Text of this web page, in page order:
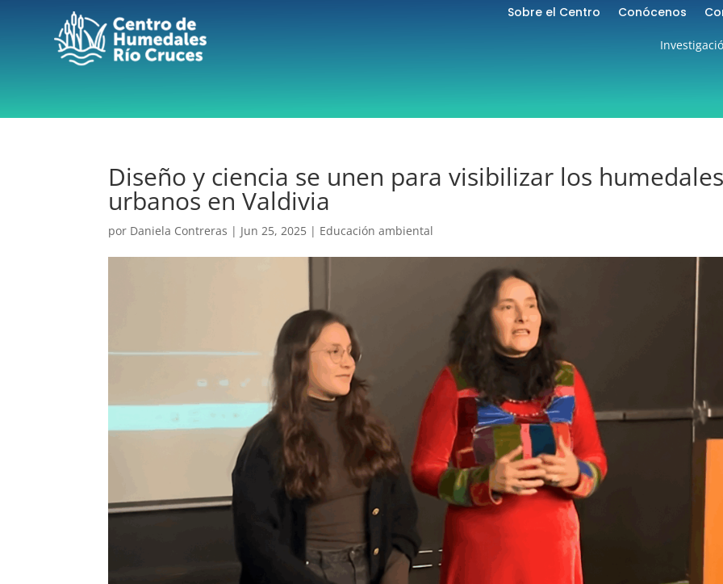
Sobre el Centro Conócenos
Diseño y ciencia se unen para visibilizar los
urbanos en Valdivia
por Daniela Contreras | Jun 25, 2025 | Educación ambiental